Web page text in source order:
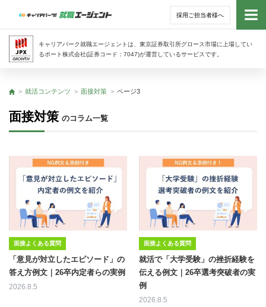
採用ご担当者様へ
キャリアパーク就職エージェントは、東京証券取引所グロース市場に上場してい
るポート株式会社(証券コード：7047)が運営しているサービスです。
トッ
トップ
就活コンテンツ 面接対策 ページ3
面接対策 のコラム一覧
面接よくある質問
「意見が対立したエピソード」の
答え方例文｜26卒内定者らの実例
2026.8.5
面接よくある質問
就活で「大学受験」の挫折経験を
伝える例文｜26卒選考突破者の実
例
2026.8.5